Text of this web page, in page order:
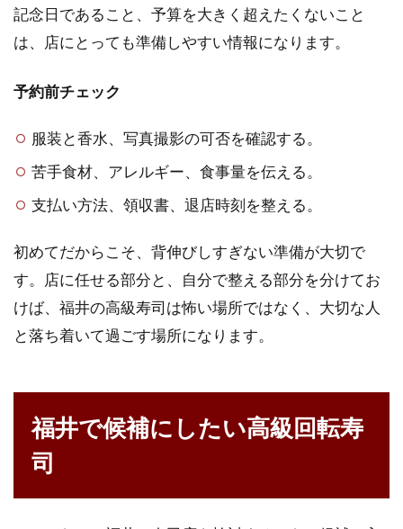
記念日であること、予算を大きく超えたくないこと
は、店にとっても準備しやすい情報になります。
予約前チェック
服装と香水、写真撮影の可否を確認する。
苦手食材、アレルギー、食事量を伝える。
支払い方法、領収書、退店時刻を整える。
初めてだからこそ、背伸びしすぎない準備が大切で
す。店に任せる部分と、自分で整える部分を分けてお
けば、福井の高級寿司は怖い場所ではなく、大切な人
と落ち着いて過ごす場所になります。
福井で候補にしたい高級回転寿
司